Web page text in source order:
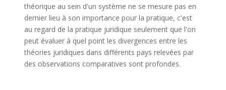
théorique au sein d'un système ne se mesure pas en
dernier lieu à son importance pour la pratique, c'est
au regard de la pratique juridique seulement que l'on
peut évaluer à quel point les divergences entre les
théories juridiques dans différents pays relevées par
des observations comparatives sont profondes.